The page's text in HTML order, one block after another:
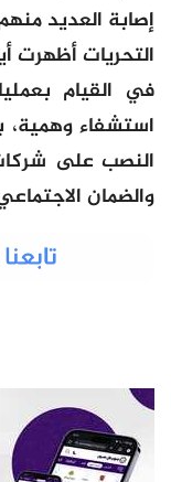
إصابة العديد
التحريات أظهرت
في القيام
استشفاء وهمية،
النصب على
والضمان